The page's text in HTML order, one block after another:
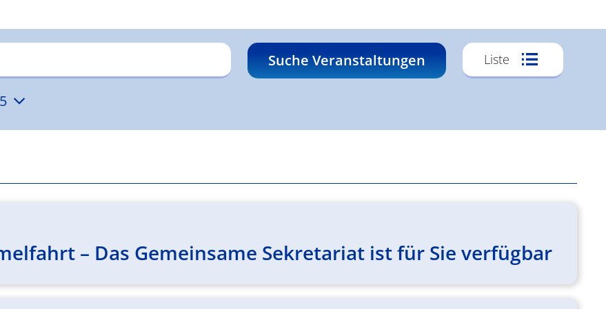
Suche Veranstaltungen Liste
– Das Gemeinsame Sekretariat ist für Sie verfügbar